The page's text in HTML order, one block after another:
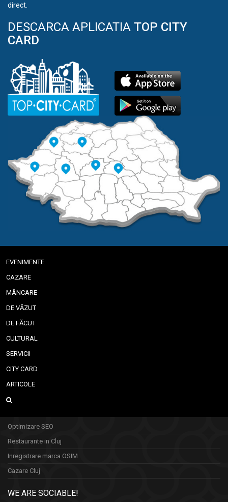
direct.
DESCARCA APLICATIA TOP CITY
CARD
EVENIMENTE
CAZARE
MÂNCARE
DE VĂZUT
DE FĂCUT
CULTURAL
SERVICII
CITY CARD
ARTICOLE
Optimizare SEO
Restaurante in Cluj
Inregistrare marca OSIM
Cazare Cluj
WE ARE SOCIABLE!